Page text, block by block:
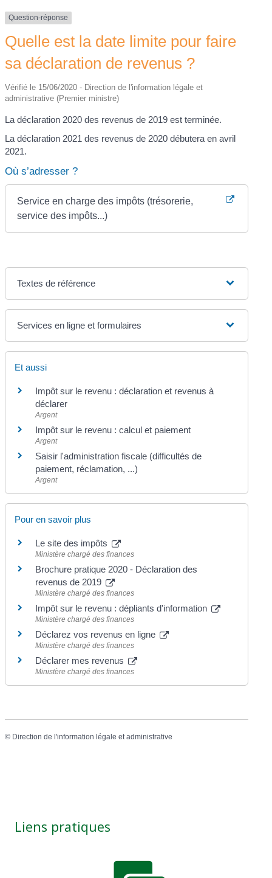
Question-réponse
Quelle est la date limite pour faire
sa déclaration de revenus ?
Vérifié le 15/06/2020 - Direction de l'information légale et
administrative (Premier ministre)
La déclaration 2020 des revenus de 2019 est terminée.
La déclaration 2021 des revenus de 2020 débutera en avril
2021.
Où s’adresser ?
Service en charge des impôts (trésorerie,
service des impôts...)
Textes de référence
Services en ligne et formulaires
Et aussi
Impôt sur le revenu : déclaration et revenus à
déclarer
Argent
Impôt sur le revenu : calcul et paiement
Argent
Saisir l'administration fiscale (difficultés de
paiement, réclamation, ...)
Argent
Pour en savoir plus
Le site des impôts
Ministère chargé des finances
Brochure pratique 2020 - Déclaration des
revenus de 2019
Ministère chargé des finances
Impôt sur le revenu : dépliants d'information
Ministère chargé des finances
Déclarez vos revenus en ligne
Ministère chargé des finances
Déclarer mes revenus
Ministère chargé des finances
© Direction de l'information légale et administrative
Liens pratiques